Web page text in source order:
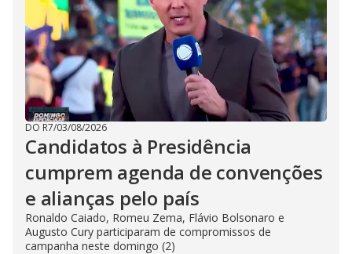
DO R7/03/08/2026
Candidatos à Presidência
cumprem agenda de convenções
e alianças pelo país
Ronaldo Caiado, Romeu Zema, Flávio Bolsonaro e
Augusto Cury participaram de compromissos de
campanha neste domingo (2)